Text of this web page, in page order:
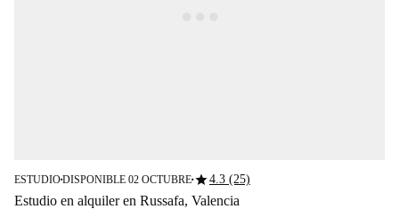
ESTUDIO■DISPONIBLE 02 OCTUBRE■star4.3 (25)
Estudio en alquiler en Russafa, Valencia